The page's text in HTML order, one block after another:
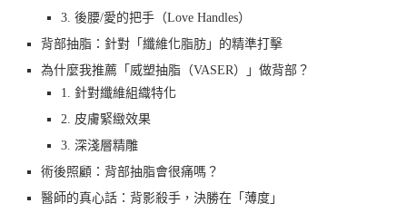
3. 後腰/愛的把手（Love Handles）
背部抽脂：針對「纖維化脂肪」的精準打擊
為什麼我推薦「威塑抽脂（VASER）」做背部？
1. 針對纖維組織特化
2. 皮膚緊緻效果
3. 深淺層精雕
術後照顧：背部抽脂會很痛嗎？
醫師的真心話：背影殺手，決勝在「薄度」